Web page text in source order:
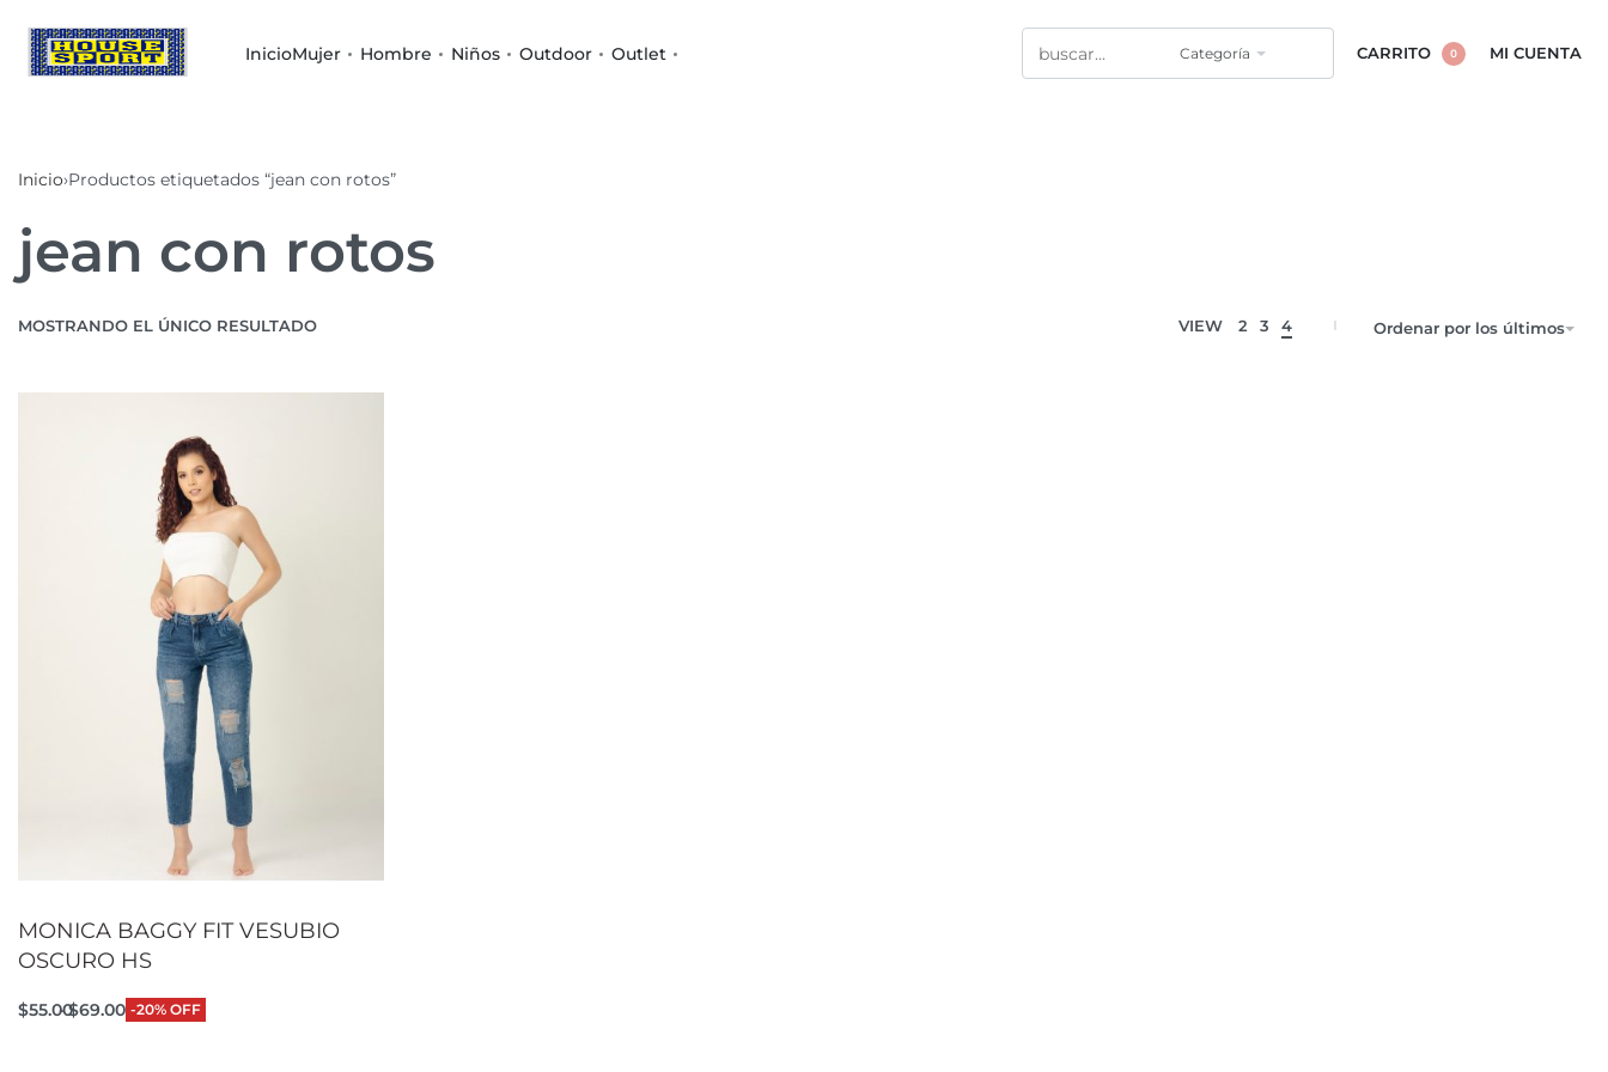
InicioMujer Hombre Niños Outdoor Outlet Categoría CARRITO 0 MI CUENTA
Inicio›Productos etiquetados “jean con rotos”
jean con rotos
MOSTRANDO EL ÚNICO RESULTADO VIEW 2 3 4 Ordenar por los últimos
MONICA BAGGY FIT VESUBIO
OSCURO HS
$55.00$69.00 -20% OFF